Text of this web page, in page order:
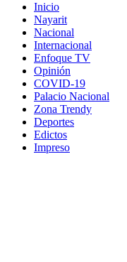
Inicio
Nayarit
Nacional
Internacional
Enfoque TV
Opinión
COVID-19
Palacio Nacional
Zona Trendy
Deportes
Edictos
Impreso